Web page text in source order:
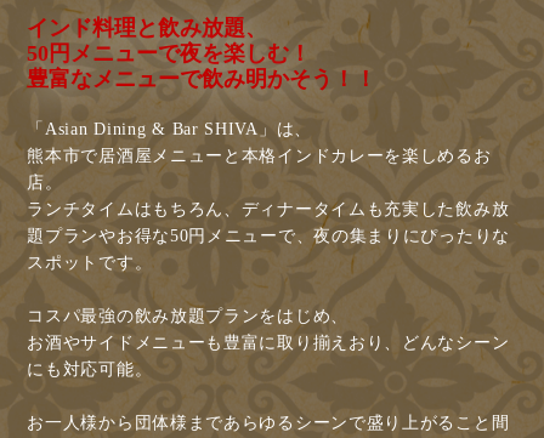
インド料理と飲み放題、
50円メニューで夜を楽しむ！
豊富なメニューで飲み明かそう！！
「Asian Dining & Bar SHIVA」は、
熊本市で居酒屋メニューと本格インドカレーを楽しめるお
店。
ランチタイムはもちろん、ディナータイムも充実した飲み放
題プランやお得な50円メニューで、夜の集まりにぴったりな
スポットです。
コスパ最強の飲み放題プランをはじめ、
お酒やサイドメニューも豊富に取り揃えおり、どんなシーン
にも対応可能。
お一人様から団体様まであらゆるシーンで盛り上がること間